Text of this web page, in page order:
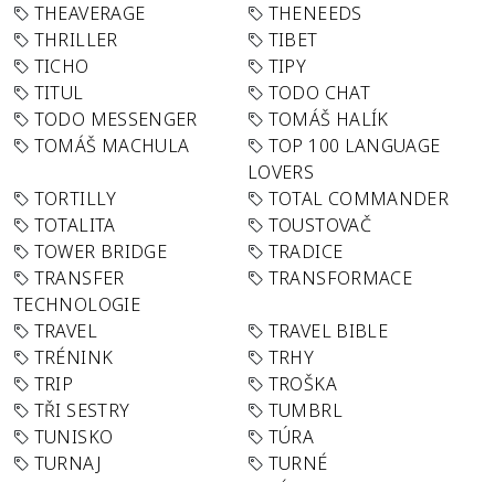
THEAVERAGE
THENEEDS
THRILLER
TIBET
TICHO
TIPY
TITUL
TODO CHAT
TODO MESSENGER
TOMÁŠ HALÍK
TOMÁŠ MACHULA
TOP 100 LANGUAGE
LOVERS
TORTILLY
TOTAL COMMANDER
TOTALITA
TOUSTOVAČ
TOWER BRIDGE
TRADICE
TRANSFER
TECHNOLOGIE
TRANSFORMACE
TRAVEL
TRAVEL BIBLE
TRÉNINK
TRHY
TRIP
TROŠKA
TŘI SESTRY
TUMBRL
TUNISKO
TÚRA
TURNAJ
TURNÉ